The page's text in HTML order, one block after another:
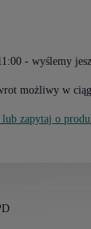
- wyślemy
możliwy w
zapytaj o